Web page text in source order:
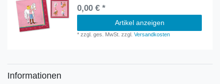
0,00 € *
Artikel anzeigen
*zzgl. ges. MwSt. zzgl.Versandkosten
Informationen